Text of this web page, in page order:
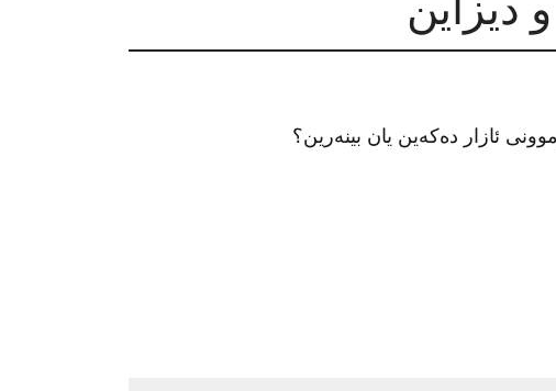
ئازار دەکەین یان بینەرین؟